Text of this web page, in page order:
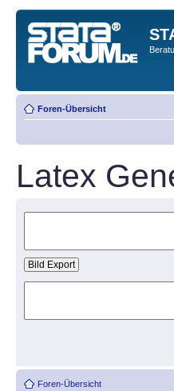
Foren-Übersicht
Latex
Foren-Übersicht